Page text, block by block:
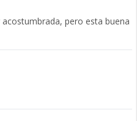
pero esta buena